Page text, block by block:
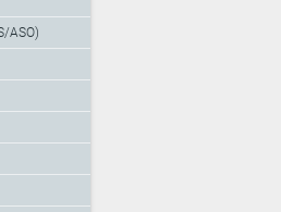
ASO)